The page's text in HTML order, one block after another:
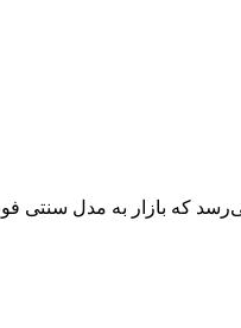
بازار به مدل سنتی فوب